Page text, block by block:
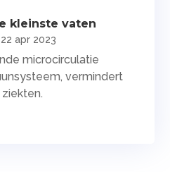
kleinste vaten
22 apr 2023
microcirculatie
vermindert